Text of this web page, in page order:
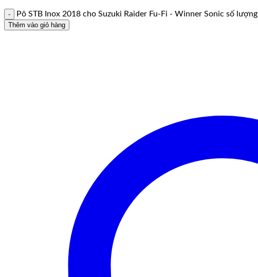
Pô STB Inox 2018 cho Suzuki Raider Fu-Fi - Winner Sonic số lượng
Thêm vào giỏ hàng